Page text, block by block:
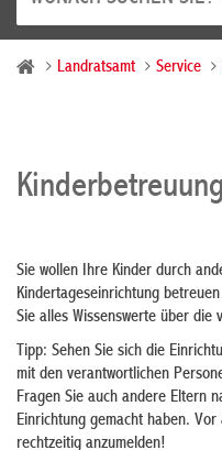
Landratsamt Service
Kinderbetreuung
Sie wollen Ihre Kinder durch
Kindertageseinrichtung
Sie alles Wissenswerte über die
Tipp: Sehen Sie sich die
mit den verantwortlichen
Fragen Sie auch andere Eltern
Einrichtung gemacht haben.
rechtzeitig anzumelden!